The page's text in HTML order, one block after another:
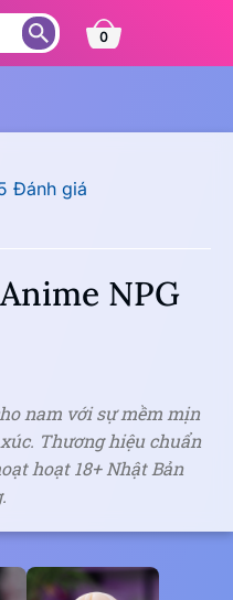
0
Đánh giá
NPG
nam với sự mềm mịn
Thương hiệu chuẩn
hoạt 18+ Nhật Bản